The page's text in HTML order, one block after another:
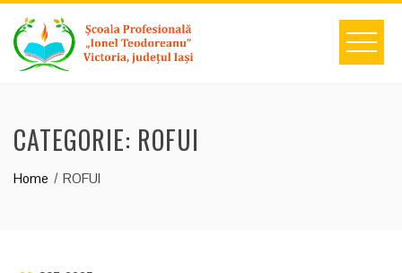
content
CATEGORIE: ROFUI
Home ROFUI